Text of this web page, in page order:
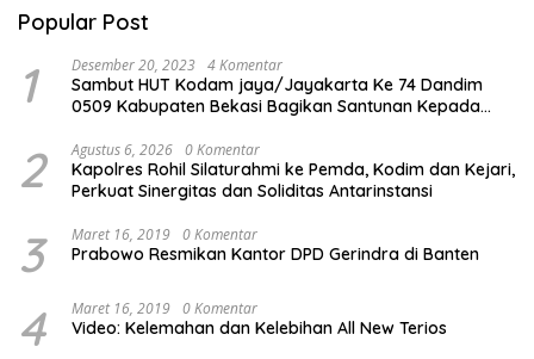
Popular Post
1 Desember 20, 2023 4 Komentar
Sambut HUT Kodam jaya/Jayakarta Ke 74 Dandim
0509 Kabupaten Bekasi Bagikan Santunan Kepada
2 Agustus 6, 2026 0 Komentar
Kapolres Rohil Silaturahmi ke Pemda, Kodim dan Kejari,
Perkuat Sinergitas dan Soliditas Antarinstansi
3 Maret 16, 2019 0 Komentar
Prabowo Resmikan Kantor DPD Gerindra di Banten
4 Maret 16, 2019 0 Komentar
Video: Kelemahan dan Kelebihan All New Terios